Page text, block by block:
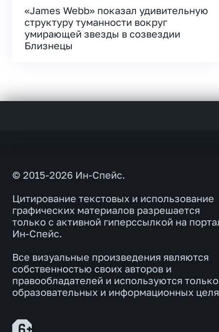
«James Webb» показал удивительную
структуру туманности вокруг
умирающей звезды в созвездии
Близнецы
© 2015-2026 Ин-Спейс.
Цитирование текстовых и использование
графических материалов разрешается
только с активной гиперссылкой на
Ин-Спейс.
Все визуальные произведения являются
собственностью своих авторов и
правообладателей и используются
образовательных и информационных